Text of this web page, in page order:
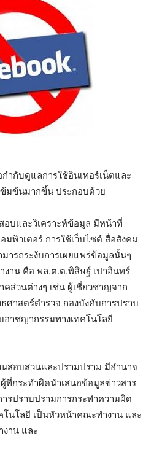
ำกับดูแลการใช้อินเทอร์เน็ตและ
มข้นมากขึ้น ประกอบด้วย
บและวิเคราะห์ข้อมูล มีหน้าที่
พิวเตอร์ การใช้เว็บไซต์ สื่อสังคม
ารถระงับการเผยแพร่ข้อมูลนั้นๆ
าน คือ พล.ต.ต.พิสิษฐ์ เปาอินทร์
ส่วนต่างๆ เช่น ผู้เชี่ยวชาญจาก
ศาสตร์ตำรวจ กองบังคับการปราบ
าชญากรรมทางเทคโนโลยี
สอบสวนและปรามปราม มีอำนาจ
กระทำผิดนำเสนอข้อมูลข่าวสาร
ปราบปรามการกระทำความผิด
โนโลยี เป็นหัวหน้าคณะทำงาน และ
าน และ